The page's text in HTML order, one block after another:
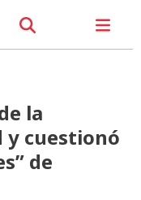
la
y cuestionó
de